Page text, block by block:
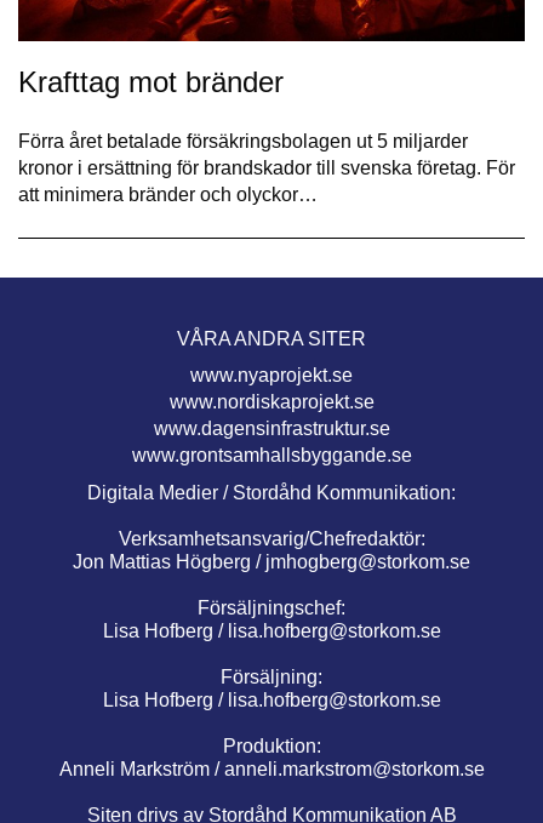
Krafttag mot bränder
Förra året betalade försäkringsbolagen ut 5 miljarder
kronor i ersättning för brandskador till svenska företag. För
att minimera bränder och olyckor…
VÅRA ANDRA SITER
www.nyaprojekt.se
www.nordiskaprojekt.se
www.dagensinfrastruktur.se
www.grontsamhallsbyggande.se
Digitala Medier / Stordåhd Kommunikation:
Verksamhetsansvarig/Chefredaktör:
Jon Mattias Högberg / jmhogberg@storkom.se
Försäljningschef:
Lisa Hofberg / lisa.hofberg@storkom.se
Försäljning:
Lisa Hofberg / lisa.hofberg@storkom.se
Produktion:
Anneli Markström /anneli.markstrom@storkom.se
Siten drivs av Stordåhd Kommunikation AB